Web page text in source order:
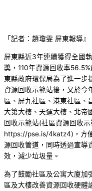
「記者：趙瓊雯 屏東報導』
屏東縣近3年連續獲得全國
獎，110年資源回收率
東縣政府環保局為了進一步
資源回收示範站後，又於今
區、屏九社區、港東社區、
大第大樓、天運大樓、北帝
回收示範站(社區資源回收
https://pse.is/4katz4)，方
源回收管道，同時透過宣導
效，減少垃圾量。
為了鼓勵社區及公寓大廈加
區及大樓改善資源回收硬體